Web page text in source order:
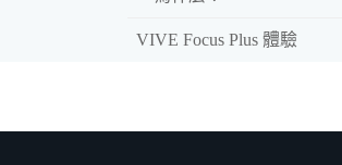
VIVE Focus Plus 體驗